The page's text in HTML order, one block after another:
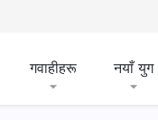
गवाहीहरू नयाँ युग